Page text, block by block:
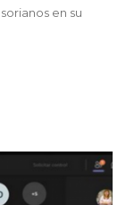
en su